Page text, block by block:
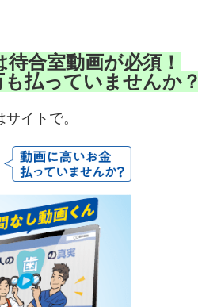
合室動画が必須！
払っていませんか？
イトで。